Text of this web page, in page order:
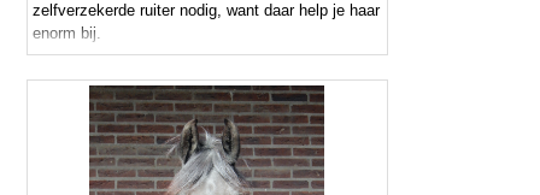
zelfverzekerde ruiter nodig, want daar help je haar
enorm bij.